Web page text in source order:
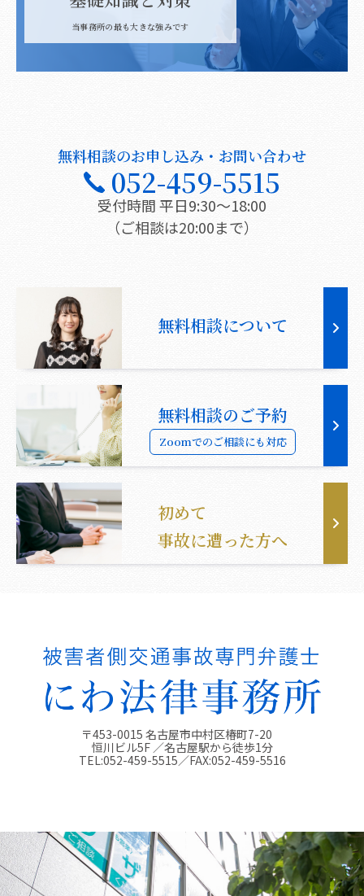
当事務所の最も大きな強みです
無料相談のお申し込み・お問い合わせ
052-459-5515
受付時間 平日9:30〜18:00
（ご相談は20:00まで）
無料相談について
無料相談のご予約
Zoomでのご相談にも対応
初めて
事故に遭った方へ
〒453-0015 名古屋市中村区椿町7-20
恒川ビル5F ／名古屋駅から徒歩1分
TEL:052-459-5515／FAX:052-459-5516